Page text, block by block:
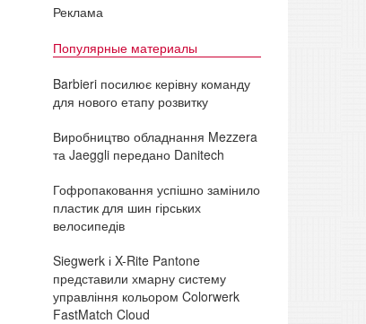
Реклама
Популярные материалы
Barbieri посилює керівну команду
для нового етапу розвитку
Виробництво обладнання Mezzera
та Jaeggli передано Danitech
Гофропаковання успішно замінило
пластик для шин гірських
велосипедів
Siegwerk і X-Rite Pantone
представили хмарну систему
управління кольором Colorwerk
FastMatch Cloud